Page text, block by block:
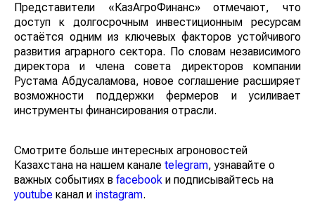
Представители «КазАгроФинанс» отмечают, что
доступ к долгосрочным инвестиционным ресурсам
остаётся одним из ключевых факторов устойчивого
развития аграрного сектора. По словам независимого
директора и члена совета директоров компании
Рустама Абдусаламова, новое соглашение расширяет
возможности поддержки фермеров и усиливает
инструменты финансирования отрасли.
Смотрите больше интересных агроновостей
Казахстана на нашем канале telegram, узнавайте о
важных событиях в facebook и подписывайтесь на
youtube канал и instagram.